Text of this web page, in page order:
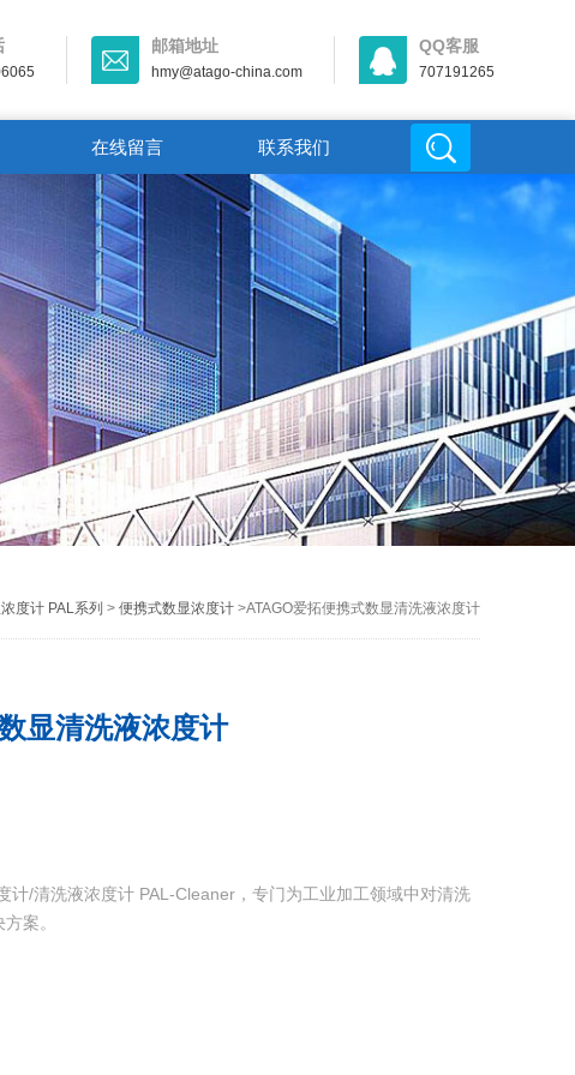
邮箱地址
hmy@atago-china.com
QQ客服
707191265
在线留言 联系我们
度计 PAL系列 > 便携式数显浓度计>ATAGO爱拓便携式数显清洗液浓度计
显清洗液浓度计
计/清洗液浓度计 PAL-Cleaner，专门为工业加工领域中对清洗
案。